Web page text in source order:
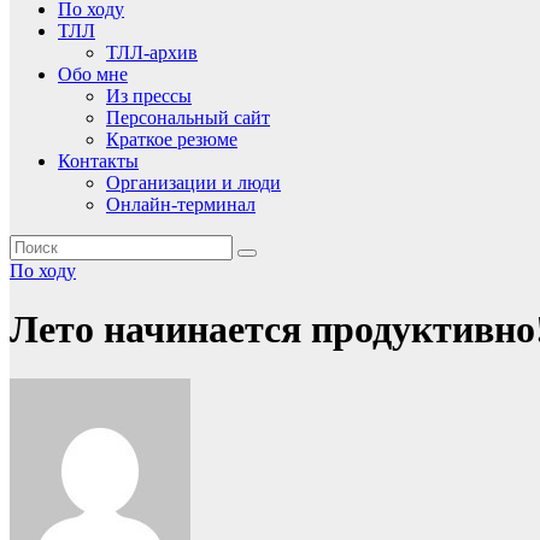
По ходу
ТЛЛ
ТЛЛ-архив
Обо мне
Из прессы
Персональный сайт
Краткое резюме
Контакты
Организации и люди
Онлайн-терминал
По ходу
Лето начинается